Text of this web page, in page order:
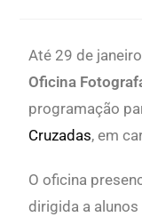
Até 29 de
Oficina
programação
Cruzadas, em
O oficina
dirigida a